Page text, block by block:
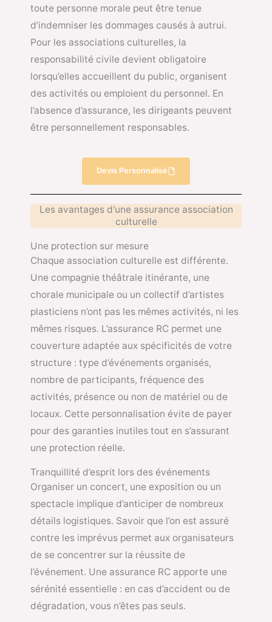
toute personne morale peut être tenue
d’indemniser les dommages causés à autrui.
Pour les associations culturelles, la
responsabilité civile devient obligatoire
lorsqu’elles accueillent du public, organisent
des activités ou emploient du personnel. En
l’absence d’assurance, les dirigeants peuvent
être personnellement responsables.
Devis Personnalisé
Les avantages d'une assurance association
culturelle
Une protection sur mesure
Chaque association culturelle est différente.
Une compagnie théâtrale itinérante, une
chorale municipale ou un collectif d’artistes
plasticiens n’ont pas les mêmes activités, ni les
mêmes risques. L’assurance RC permet une
couverture adaptée aux spécificités de votre
structure : type d’événements organisés,
nombre de participants, fréquence des
activités, présence ou non de matériel ou de
locaux. Cette personnalisation évite de payer
pour des garanties inutiles tout en s’assurant
une protection réelle.
Tranquillité d’esprit lors des événements
Organiser un concert, une exposition ou un
spectacle implique d’anticiper de nombreux
détails logistiques. Savoir que l’on est assuré
contre les imprévus permet aux organisateurs
de se concentrer sur la réussite de
l’événement. Une assurance RC apporte une
sérénité essentielle : en cas d’accident ou de
dégradation, vous n’êtes pas seuls.